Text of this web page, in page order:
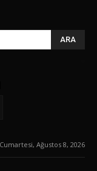
ARA
Cumartesi, Ağustos 8, 2026